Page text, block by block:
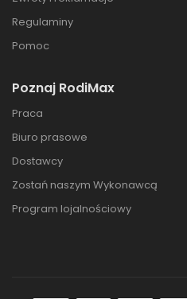
Regulaminy
Pomoc
Poznaj RodiMax
Praca
Biuro prasowe
Dostawcy
Zostań naszym Wykonawcą
Program lojalnościowy